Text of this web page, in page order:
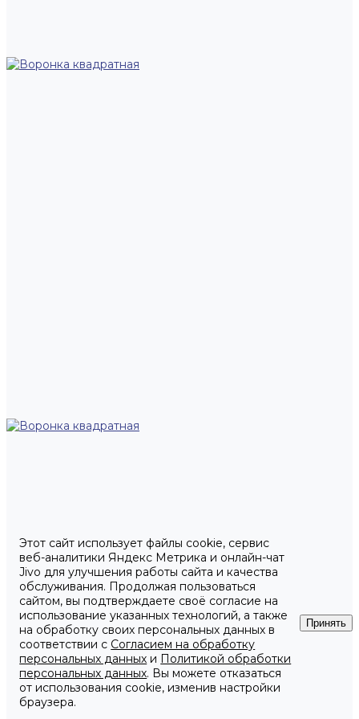
Этот сайт использует файлы cookie, сервис
веб-аналитики Яндекс Метрика и онлайн-чат
Jivo для улучшения работы сайта и качества
обслуживания. Продолжая пользоваться
сайтом, вы подтверждаете своё согласие на
использование указанных технологий, а также
на обработку своих персональных данных в
соответствии с Согласием на обработку
персональных данных и Политикой обработки
персональных данных. Вы можете отказаться
от использования cookie, изменив настройки
браузера.
Принять